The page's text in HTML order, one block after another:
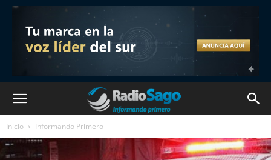
Inicio Informando Primero